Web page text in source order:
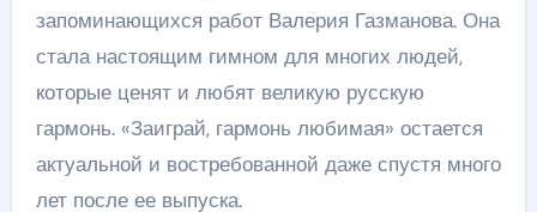
запоминающихся работ Валерия Газманова. Она
стала настоящим гимном для многих людей,
которые ценят и любят великую русскую
гармонь. «Заиграй, гармонь любимая» остается
актуальной и востребованной даже спустя много
лет после ее выпуска.